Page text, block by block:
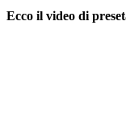
Ecco il video di